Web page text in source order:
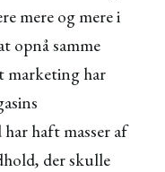
mere og mere i
opnå samme
marketing har
haft masser af
der skulle